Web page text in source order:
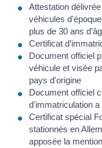
Attestation
véhicules
plus de 30 ans
Certificat
Document officiel
véhicule et visée
pays d'origine
Document officiel
d'immatriculation a
Certificat spécial
stationnés en
apposée la